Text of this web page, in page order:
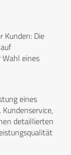
Kunden: Die
Wahl eines
eines
detaillierten